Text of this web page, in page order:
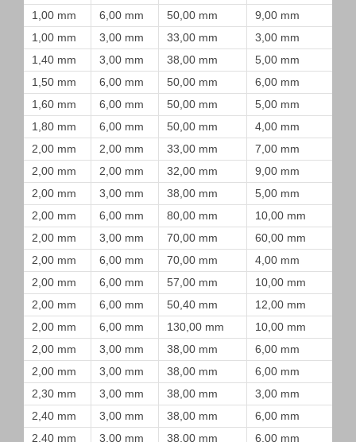
1,00 mm
6,00 mm 50,00 mm
9,00 mm
1,00 mm
3,00 mm 33,00 mm
3,00 mm
1,40 mm
3,00 mm 38,00 mm
5,00 mm
1,50 mm
6,00 mm 50,00 mm
6,00 mm
1,60 mm
6,00 mm 50,00 mm
5,00 mm
1,80 mm
6,00 mm 50,00 mm
4,00 mm
2,00 mm
2,00 mm 33,00 mm
7,00 mm
2,00 mm
2,00 mm 32,00 mm
9,00 mm
2,00 mm
3,00 mm 38,00 mm
5,00 mm
2,00 mm
6,00 mm 80,00 mm
10,00 mm
2,00 mm
3,00 mm 70,00 mm
60,00 mm
2,00 mm
6,00 mm 70,00 mm
4,00 mm
2,00 mm
6,00 mm 57,00 mm
10,00 mm
2,00 mm
6,00 mm 50,40 mm
12,00 mm
2,00 mm
6,00 mm 130,00 mm
10,00 mm
2,00 mm
3,00 mm 38,00 mm
6,00 mm
2,00 mm
3,00 mm 38,00 mm
6,00 mm
2,30 mm
3,00 mm 38,00 mm
3,00 mm
2,40 mm
3,00 mm 38,00 mm
6,00 mm
2,40 mm
3,00 mm 38,00 mm
6,00 mm